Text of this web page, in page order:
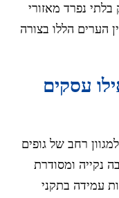
בלתי נפרד מאזורי
הערים הללו בצורה
עסקים
רחב של גופים
נקייה ומסודרת
עמידה בתקני